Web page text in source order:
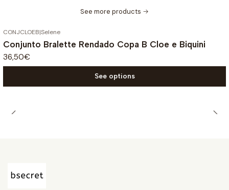
See more products
CONJCLOEB|Selene
Conjunto Bralette Rendado Copa B Cloe e Biquini
36,50€
See options